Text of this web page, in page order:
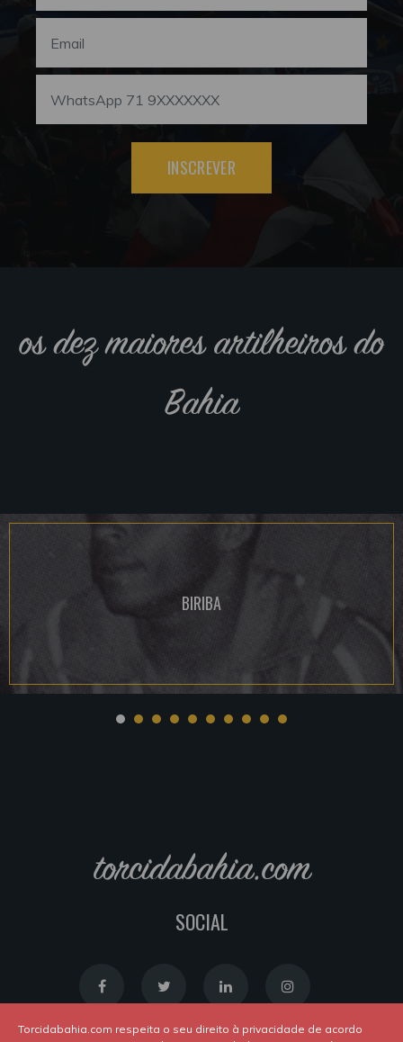
INSCREVER
os dez maiores artilheiros do
Bahia
BIRIBA
torcidabahia.com
SOCIAL
Torcidabahia.com respeita o seu direito à privacidade de acordo